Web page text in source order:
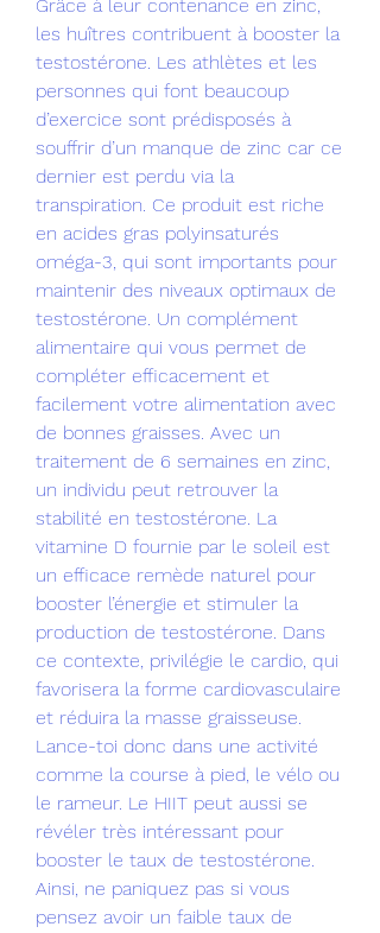
Grâce à leur contenance en zinc,
les huîtres contribuent à booster la
testostérone. Les athlètes et les
personnes qui font beaucoup
d’exercice sont prédisposés à
souffrir d’un manque de zinc car ce
dernier est perdu via la
transpiration. Ce produit est riche
en acides gras polyinsaturés
oméga-3, qui sont importants pour
maintenir des niveaux optimaux de
testostérone. Un complément
alimentaire qui vous permet de
compléter efficacement et
facilement votre alimentation avec
de bonnes graisses. Avec un
traitement de 6 semaines en zinc,
un individu peut retrouver la
stabilité en testostérone. La
vitamine D fournie par le soleil est
un efficace remède naturel pour
booster l’énergie et stimuler la
production de testostérone. Dans
ce contexte, privilégie le cardio, qui
favorisera la forme cardiovasculaire
et réduira la masse graisseuse.
Lance-toi donc dans une activité
comme la course à pied, le vélo ou
le rameur. Le HIIT peut aussi se
révéler très intéressant pour
booster le taux de testostérone.
Ainsi, ne paniquez pas si vous
pensez avoir un faible taux de